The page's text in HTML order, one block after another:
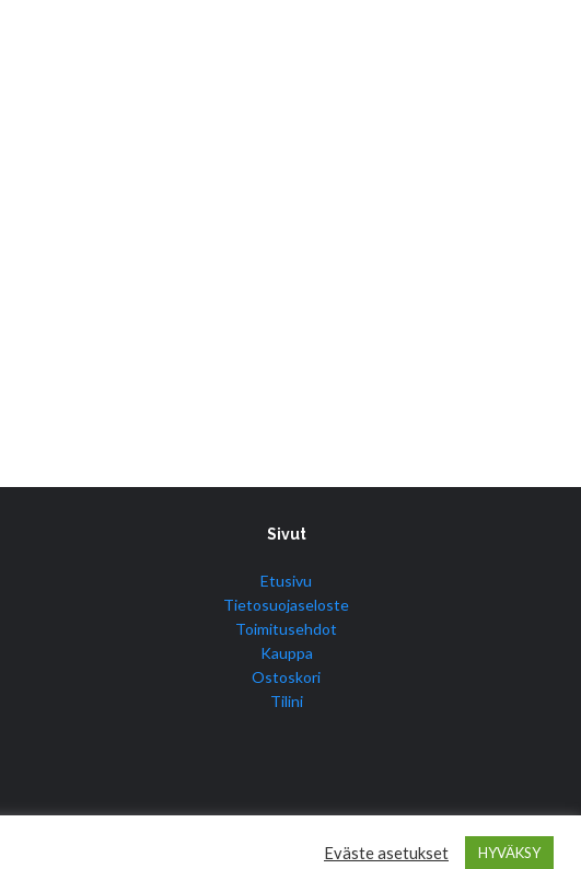
Sivut
Etusivu
Tietosuojaseloste
Toimitusehdot
Kauppa
Ostoskori
Tilini
Eväste asetukset HYVÄKSY